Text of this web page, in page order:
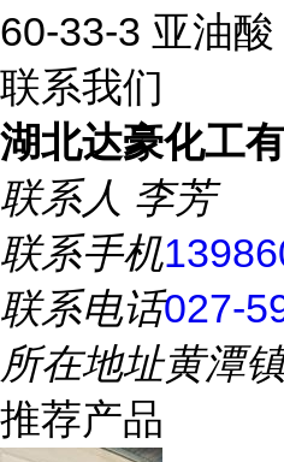
60-33-3 亚油酸
联系我们
湖北达豪化工
联系人 李芳
联系手机
联系电话027-
所在地址黄潭
推荐产品